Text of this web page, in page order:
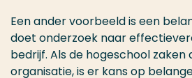
Een ander voorbeeld is een
doet onderzoek naar
bedrijf. Als de hogeschool zaken
organisatie, is er kans op